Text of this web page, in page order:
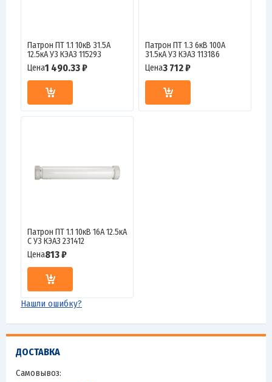
ДОСТАВКА
Самовывоз:
Патрон ПТ 1.1 10кВ 31.5А
12.5кА У3 КЭАЗ 115293
Цена1 490.33 ₽
Патрон ПТ 1.3 6кВ 100А
31.5кА У3 КЭАЗ 113186
Цена3 712 ₽
Патрон ПТ 1.1 10кВ 16А 12.5кА
С У3 КЭАЗ 231412
Цена813 ₽
Нашли ошибку?